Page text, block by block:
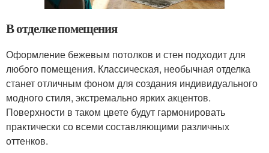
В отделке помещения
Оформление бежевым потолков и стен подходит для
любого помещения. Классическая, необычная отделка
станет отличным фоном для создания индивидуального
модного стиля, экстремально ярких акцентов.
Поверхности в таком цвете будут гармонировать
практически со всеми составляющими различных
оттенков.